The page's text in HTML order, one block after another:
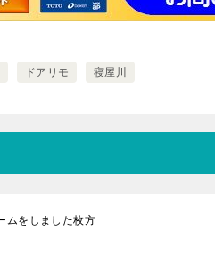
ドアリモ 寝屋川
ムをしました枚方